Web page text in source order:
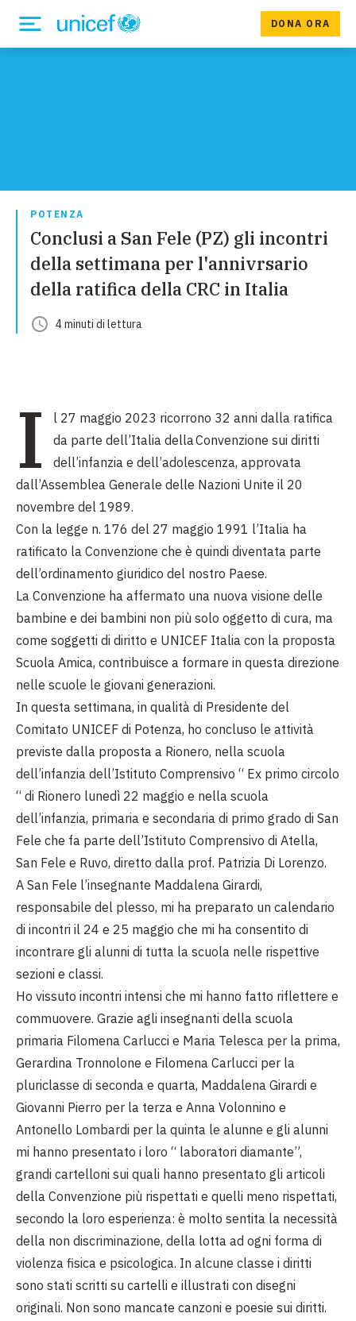
DONA ORA
POTENZA
Conclusi a San Fele (PZ) gli incontri
della settimana per l'annivrsario
della ratifica della CRC in Italia
4minuti di lettura
I
l 27 maggio 2023 ricorrono 32 anni dalla ratifica
da parte dell’Italia della Convenzione sui diritti
dell’infanzia e dell’adolescenza, approvata
dall’Assemblea Generale delle Nazioni Unite il 20
novembre del 1989.
Con la legge n. 176 del 27 maggio 1991 l’Italia ha
ratificato la Convenzione che è quindi diventata parte
dell’ordinamento giuridico del nostro Paese.
La Convenzione ha affermato una nuova visione delle
bambine e dei bambini non più solo oggetto di cura, ma
come soggetti di diritto e UNICEF Italia con la proposta
Scuola Amica, contribuisce a formare in questa direzione
nelle scuole le giovani generazioni.
In questa settimana, in qualità di Presidente del
Comitato UNICEF di Potenza, ho concluso le attività
previste dalla proposta a Rionero, nella scuola
dell’infanzia dell’Istituto Comprensivo “ Ex primo circolo
“ di Rionero lunedì 22 maggio e nella scuola
dell’infanzia, primaria e secondaria di primo grado di San
Fele che fa parte dell’Istituto Comprensivo di Atella,
San Fele e Ruvo, diretto dalla prof. Patrizia Di Lorenzo.
A San Fele l’insegnante Maddalena Girardi,
responsabile del plesso, mi ha preparato un calendario
di incontri il 24 e 25 maggio che mi ha consentito di
incontrare gli alunni di tutta la scuola nelle rispettive
sezioni e classi.
Ho vissuto incontri intensi che mi hanno fatto riflettere e
commuovere. Grazie agli insegnanti della scuola
primaria Filomena Carlucci e Maria Telesca per la prima,
Gerardina Tronnolone e Filomena Carlucci per la
pluriclasse di seconda e quarta, Maddalena Girardi e
Giovanni Pierro per la terza e Anna Volonnino e
Antonello Lombardi per la quinta le alunne e gli alunni
mi hanno presentato i loro “ laboratori diamante”,
grandi cartelloni sui quali hanno presentato gli articoli
della Convenzione più rispettati e quelli meno rispettati,
secondo la loro esperienza: è molto sentita la necessità
della non discriminazione, della lotta ad ogni forma di
violenza fisica e psicologica. In alcune classe i diritti
sono stati scritti su cartelli e illustrati con disegni
originali. Non sono mancate canzoni e poesie sui diritti.